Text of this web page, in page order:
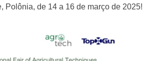
Polônia, de 14 a 16 de março de 2025!